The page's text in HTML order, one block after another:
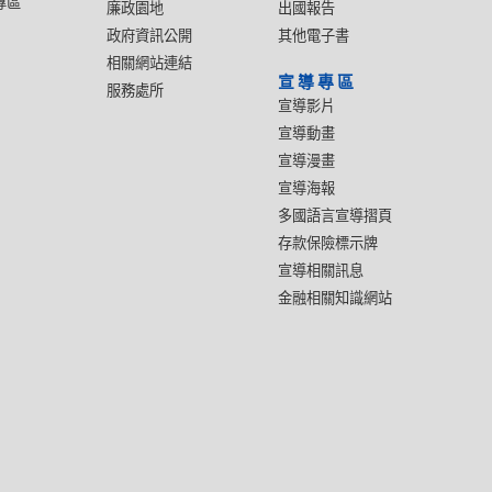
廉政園地
政府資訊公開
相關網站連結
服務處所
出國報告
其他電子書
宣導專區
宣導影片
宣導動畫
宣導漫畫
宣導海報
多國語言宣導摺頁
存款保險標示牌
宣導相關訊息
金融相關知識網站